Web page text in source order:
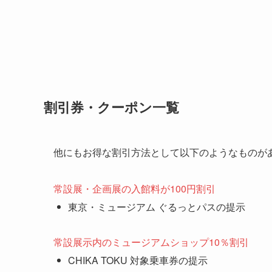
割引券・クーポン一覧
他にもお得な割引方法として以下のようなものが
常設展・企画展の入館料が100円割引
東京・ミュージアム ぐるっとパスの提示
常設展示内のミュージアムショップ10％割引
CHIKA TOKU 対象乗車券の提示